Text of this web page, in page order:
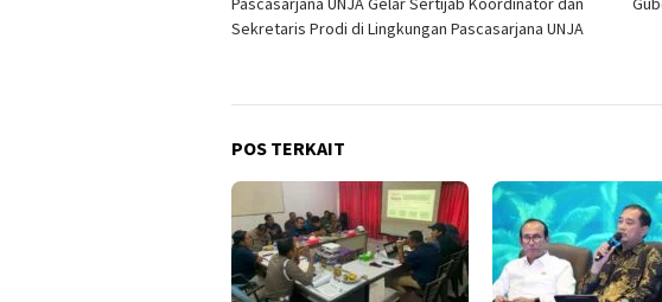
pos
Sekretaris Prodi di Lingkungan Pascasarjana UNJA
POS TERKAIT